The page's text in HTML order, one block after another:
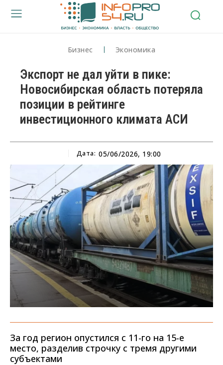
Бизнес Экономика
Экспорт не дал уйти в пике:
Новосибирская область потеряла
позиции в рейтинге
инвестиционного климата АСИ
Дата: 05/06/2026, 19:00
За год регион опустился с 11-го на 15-е
место, разделив строчку с тремя другими
субъектами